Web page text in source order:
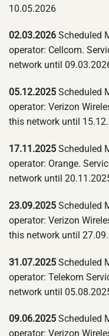
10.05.2026
02.03.2026 Scheduled
operator: Cellcom.
network until
05.12.2025 Scheduled
operator: Verizon
this network until
17.11.2025 Scheduled
operator: Orange.
network until
23.09.2025 Scheduled
operator: Verizon
this network until
31.07.2025 Scheduled
operator: Telekom
network until
09.06.2025 Scheduled
operator: Verizon